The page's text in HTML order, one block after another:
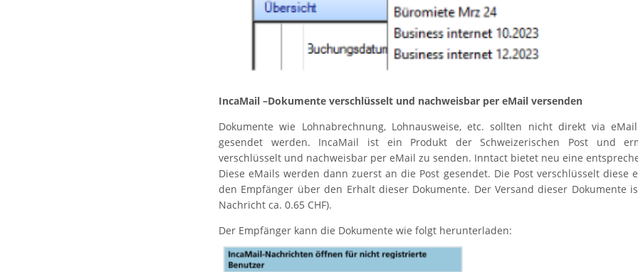
IncaMail –Dokumente verschlüsselt und nachweisbar per eMail versenden
Dokumente wie Lohnabrechnung, Lohnausweise, etc. sollten nicht direkt via
gesendet werden. IncaMail ist ein Produkt der Schweizerischen Post und
verschlüsselt und nachweisbar per eMail zu senden. Inntact bietet neu eine
Diese eMails werden dann zuerst an die Post gesendet. Die Post verschlüsselt diese
den Empfänger über den Erhalt dieser Dokumente. Der Versand dieser Dokumente
Nachricht ca. 0.65 CHF).
Der Empfänger kann die Dokumente wie folgt herunterladen: